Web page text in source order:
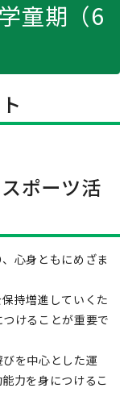
童期（6
ポーツ活
心身ともにめざま
持増進していくた
けることが重要で
を中心とした運
力を身につけるこ